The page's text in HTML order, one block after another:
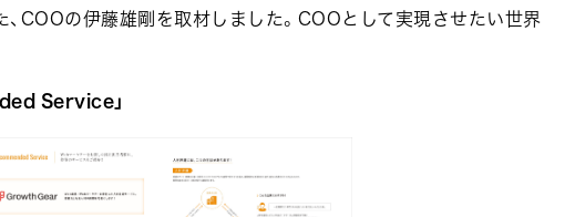
COOの伊藤雄剛を取材しました。COOとして実現させたい世界
Service」